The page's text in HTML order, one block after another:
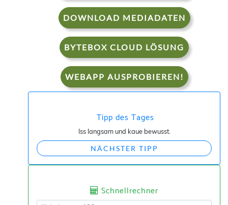
DOWNLOAD MEDIADATEN
BYTEBOX CLOUD LÖSUNG
WEBAPP AUSPROBIEREN!
Tipp des Tages
Iss langsam und kaue bewusst.
NÄCHSTER TIPP
Schnellrechner